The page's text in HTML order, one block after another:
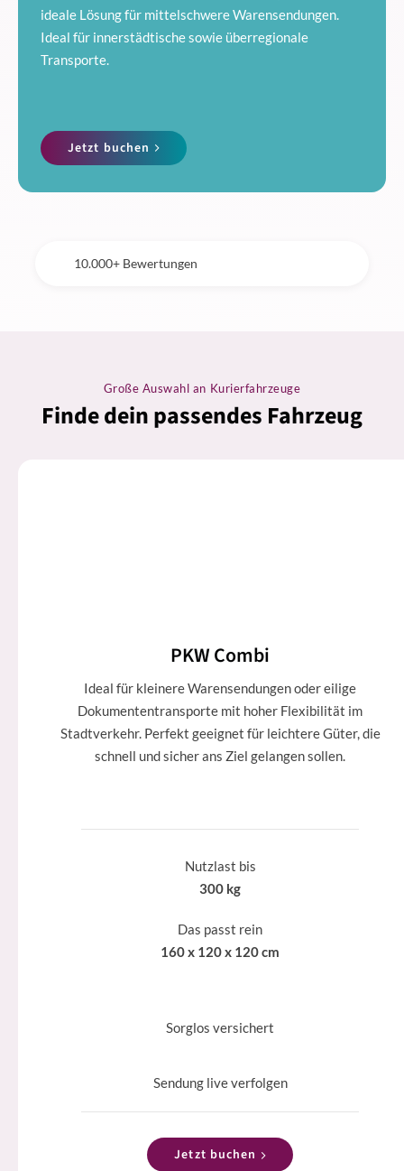
ideale Lösung für mittelschwere Warensendungen.
Ideal für innerstädtische sowie überregionale
Transporte.
Jetzt buchen
10.000+ Bewertungen
Große Auswahl an Kurierfahrzeuge
Finde dein passendes Fahrzeug
PKW Combi
Ideal für kleinere Warensendungen oder eilige
Dokumententransporte mit hoher Flexibilität im
Stadtverkehr. Perfekt geeignet für leichtere Güter, die
schnell und sicher ans Ziel gelangen sollen.
Nutzlast bis
300 kg
Das passt rein
160 x 120 x 120 cm
Sorglos versichert
Sendung live verfolgen
Jetzt buchen